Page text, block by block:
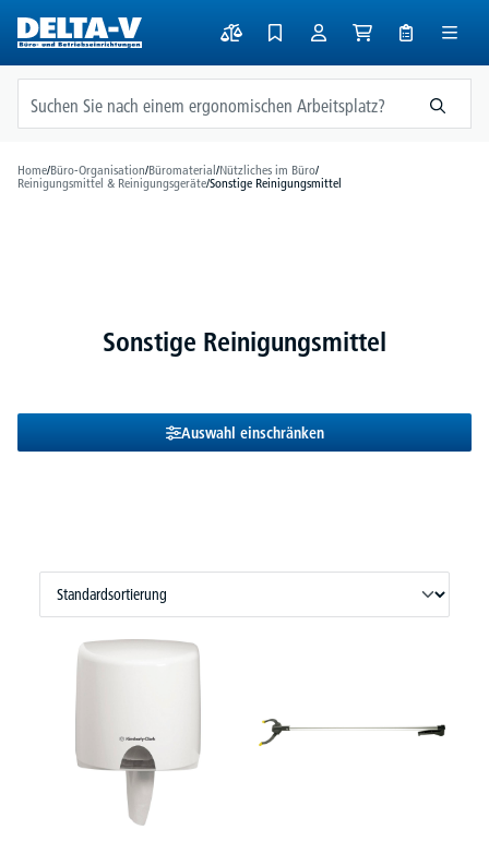
springen
Home/Büro-Organisation/Büromaterial/Nützliches im Büro/
Reinigungsmittel & Reinigungsgeräte/Sonstige Reinigungsmittel
Sonstige Reinigungsmittel
Auswahl einschränken